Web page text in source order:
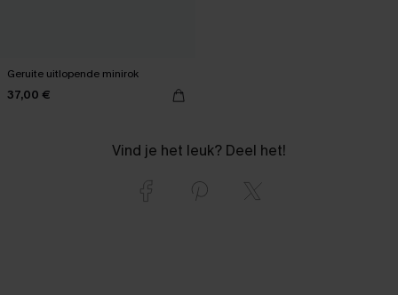
Geruite uitlopende minirok
37,00 €
Vind je het leuk? Deel het!